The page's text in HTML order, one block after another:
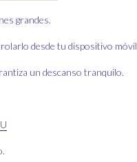
grandes.
desde tu dispositivo
un descanso tranquilo.